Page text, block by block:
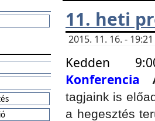
11. heti
2015. 11. 16. -
Kedden
Konferencia
tagjaink is
a hegesztés